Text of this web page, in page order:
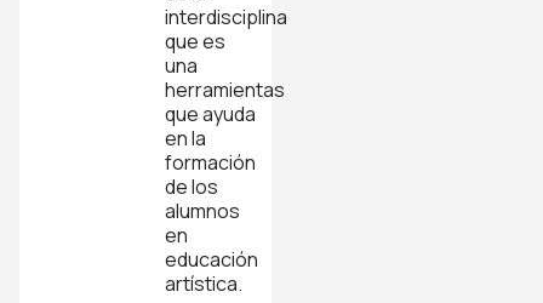
interdisciplina
que es
una
herramientas
que ayuda
en la
formación
de los
alumnos
en
educación
artística.